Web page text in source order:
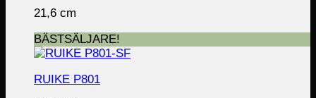
21,6 cm
BÄSTSÄLJARE!
RUIKE P801